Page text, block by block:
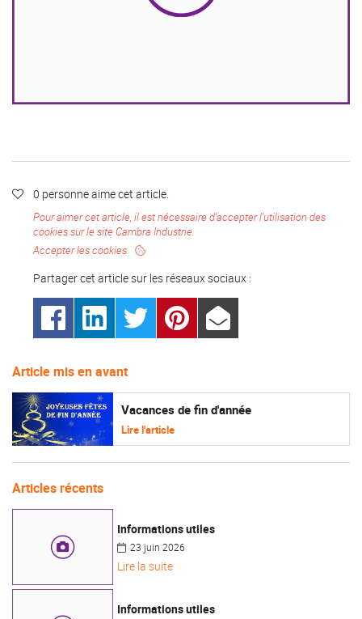
 0 personneaimecet article.
Pour aimer cet article, il est nécessaire d'accepter l'utilisation des
cookies sur le site Cambra Industrie.
Accepter les cookies
Partager cet article sur les réseaux sociaux :
Article mis en avant
Vacances de fin d'année
Lire l'article
Articles récents
Informations utiles
23 juin 2026
Lire la suite
Informations utiles